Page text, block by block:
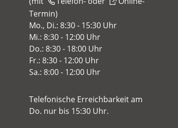
Termin
(Öffnet
in
einem
neuen
Tab)
)
Mo., Di.: 8:30 - 15:30 Uhr
Mi.: 8:30 - 12:00 Uhr
Do.: 8:30 - 18:00 Uhr
Fr.: 8:30 - 12:00 Uhr
Sa.: 8:00 - 12:00 Uhr
Telefonische Erreichbarkeit am
Do. nur bis 15:30 Uhr.